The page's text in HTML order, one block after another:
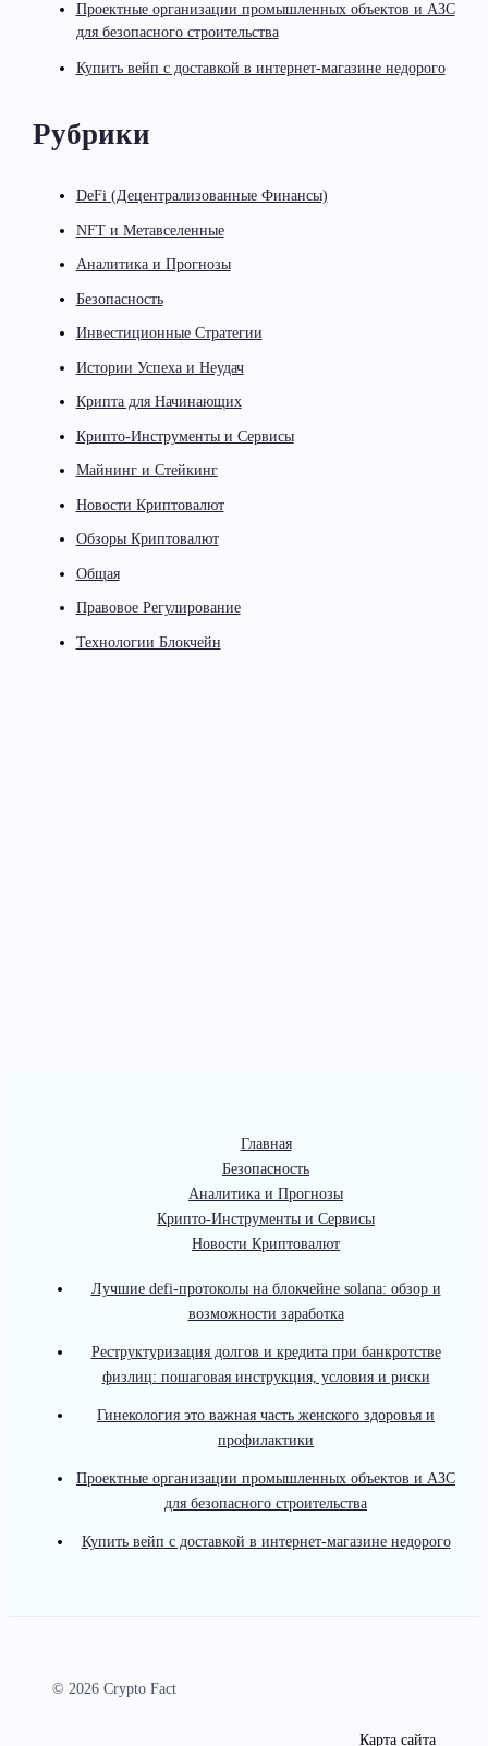
Проектные организации промышленных объектов и АЗС
для безопасного строительства
Купить вейп с доставкой в интернет-магазине недорого
Рубрики
DeFi (Децентрализованные Финансы)
NFT и Метавселенные
Аналитика и Прогнозы
Безопасность
Инвестиционные Стратегии
Истории Успеха и Неудач
Крипта для Начинающих
Крипто-Инструменты и Сервисы
Майнинг и Стейкинг
Новости Криптовалют
Обзоры Криптовалют
Общая
Правовое Регулирование
Технологии Блокчейн
Главная
Безопасность
Аналитика и Прогнозы
Крипто-Инструменты и Сервисы
Новости Криптовалют
Лучшие defi-протоколы на блокчейне solana: обзор и
возможности заработка
Реструктуризация долгов и кредита при банкротстве
физлиц: пошаговая инструкция, условия и риски
Гинекология это важная часть женского здоровья и
профилактики
Проектные организации промышленных объектов и АЗС
для безопасного строительства
Купить вейп с доставкой в интернет-магазине недорого
© 2026 Crypto Fact
Карта сайта